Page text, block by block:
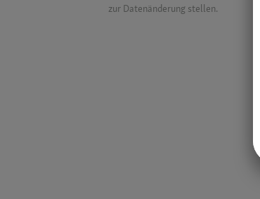
zur Datenänderung stellen.